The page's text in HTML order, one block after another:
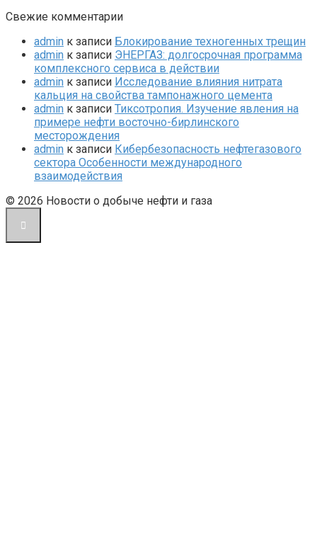
Свежие комментарии
admin к записи Блокирование техногенных трещин
admin к записи ЭНЕРГАЗ: долгосрочная программа
комплексного сервиса в действии
admin к записи Исследование влияния нитрата
кальция на свойства тампонажного цемента
admin к записи Тиксотропия. Изучение явления на
примере нефти восточно-бирлинского
месторождения
admin к записи Кибербезопасность нефтегазового
сектора Особенности международного
взаимодействия
© 2026 Новости о добыче нефти и газа